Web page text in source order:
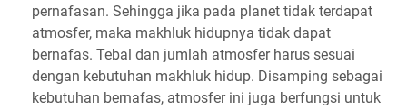
pernafasan. Sehingga jika pada planet tidak terdapat
atmosfer, maka makhluk hidupnya tidak dapat
bernafas. Tebal dan jumlah atmosfer harus sesuai
dengan kebutuhan makhluk hidup. Disamping sebagai
kebutuhan bernafas, atmosfer ini juga berfungsi untuk